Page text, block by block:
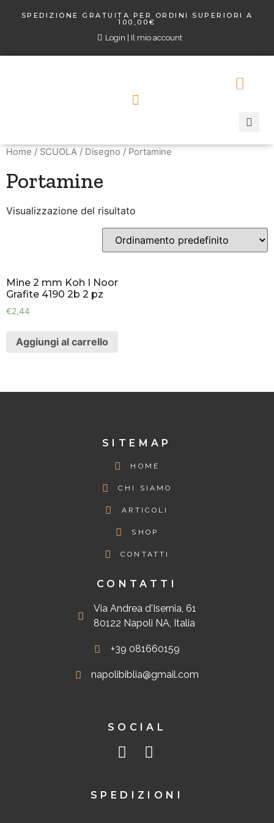
SPEDIZIONE GRATUITA PER ORDINI SUPERIORI A
100,00€
Login | Il mio account
Home / SCUOLA / Disegno / Portamine
Portamine
Visualizzazione del risultato
Mine 2 mm Koh I Noor
Grafite 4190 2b 2 pz
€2,44
Aggiungi al carrello
SITEMAP
HOME
CHI SIAMO
ARTICOLI
SHOP
CONTATTI
CONTATTI
Via Andrea d'Isernia, 61
80122 Napoli NA, Italia
+39 081660159
napolibiblia@gmail.com
SOCIAL
SPEDIZIONI